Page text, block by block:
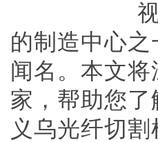
的制造中心
闻名。本文
家，帮助您
义乌光纤切